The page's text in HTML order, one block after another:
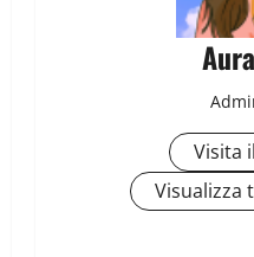
Visita
Visualizza